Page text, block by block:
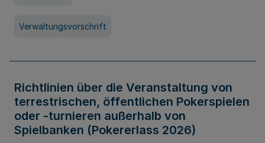
Verwaltungsvorschrift
Richtlinien über die Veranstaltung von
terrestrischen, öffentlichen Pokerspielen
oder -turnieren außerhalb von
Spielbanken (Pokererlass 2026)